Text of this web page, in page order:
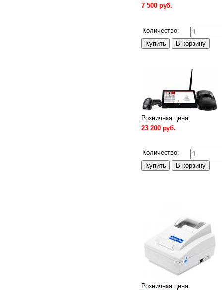
7 500 руб.
Количество:
Розничная цена
23 200 руб.
Количество:
Розничная цена